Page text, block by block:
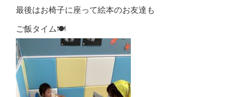
最後はお椅子に座って絵本のお友達も
ご飯タイム🍽️